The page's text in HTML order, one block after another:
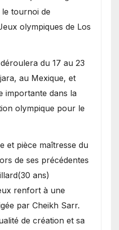
tournoi de
olympiques de Los
du 17 au 23
au Mexique, et
importante dans la
olympique pour le
et pièce maîtresse du
de ses précédentes
ans)
renfort à une
par Cheikh Sarr.
de création et sa